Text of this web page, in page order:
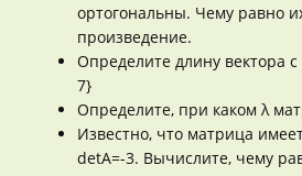
ортогональны. Чему равно
произведение.
Определите длину вектора
7}
Определите, при каком λ
Известно, что матрица
detA=-3. Вычислите, чему